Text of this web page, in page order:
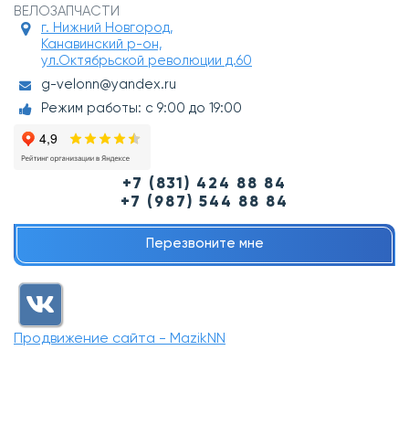
ВЕЛОЗАПЧАСТИ
г. Нижний Новгород,
Канавинский р-он,
ул.Октябрьской революции д.60
g-velonn@yandex.ru
Режим работы: с 9:00 до 19:00
+7 (831) 424 88 84
+7 (987) 544 88 84
Перезвоните мне
Продвижение сайта - MazikNN